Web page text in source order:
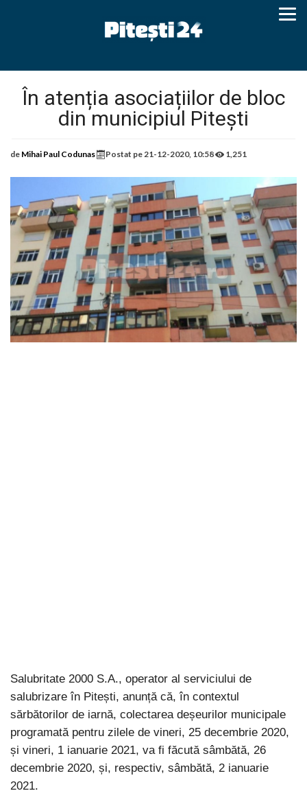
În atenția asociațiilor de bloc
din municipiul Pitești
de Mihai Paul Codunas Postat pe21-12-2020, 10:58 1,251
Salubritate 2000 S.A., operator al serviciului de
salubrizare în Pitești, anunță că, în contextul
sărbătorilor de iarnă, colectarea deșeurilor municipale
programată pentru zilele de vineri, 25 decembrie 2020,
și vineri, 1 ianuarie 2021, va fi făcută sâmbătă, 26
decembrie 2020, și, respectiv, sâmbătă, 2 ianuarie
2021.